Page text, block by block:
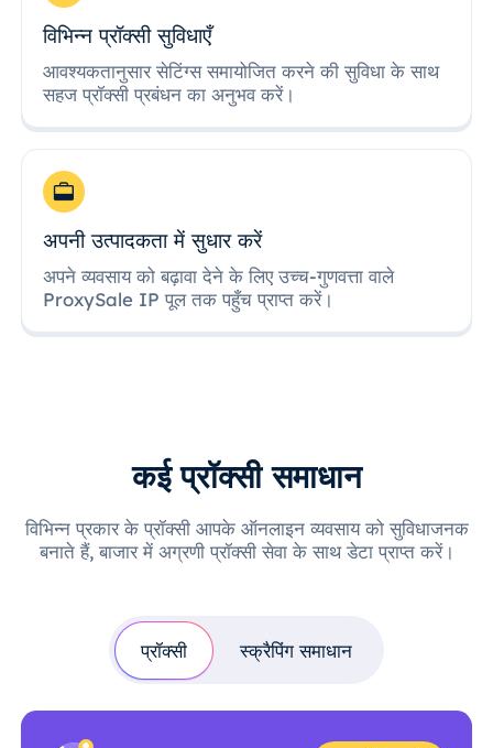
विभिन्न प्रॉक्सी सुविधाएँ
आवश्यकतानुसार सेटिंग्स समायोजित करने की सुविधा के साथ
सहज प्रॉक्सी प्रबंधन का अनुभव करें।
अपनी उत्पादकता में सुधार करें
अपने व्यवसाय को बढ़ावा देने के लिए उच्च-गुणवत्ता वाले
ProxySale IP पूल तक पहुँच प्राप्त करें।
कई प्रॉक्सी समाधान
विभिन्न प्रकार के प्रॉक्सी आपके ऑनलाइन व्यवसाय को सुविधाजनक
बनाते हैं, बाजार में अग्रणी प्रॉक्सी सेवा के साथ डेटा प्राप्त करें।
प्रॉक्सी स्क्रैपिंग समाधान